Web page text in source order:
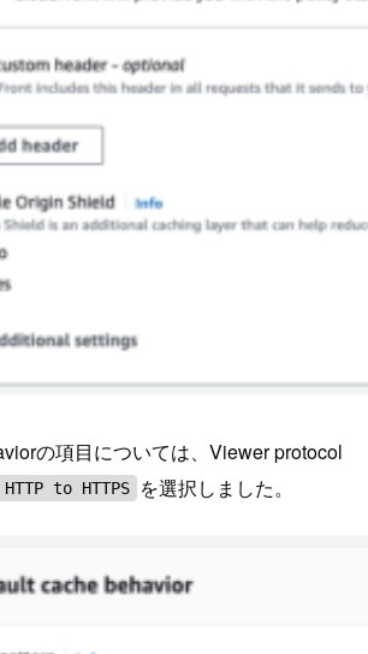
の項目については、Viewer protocol
to HTTPS を選択しました。